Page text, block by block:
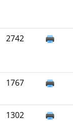
2742
1767
1302